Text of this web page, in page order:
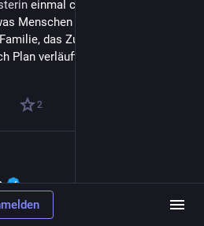
einmal charmant als
Menschen verbindet", bezeichnet
das Zurechtkommen damit,
Plan verläuft, und um den Blick
2
3 T.